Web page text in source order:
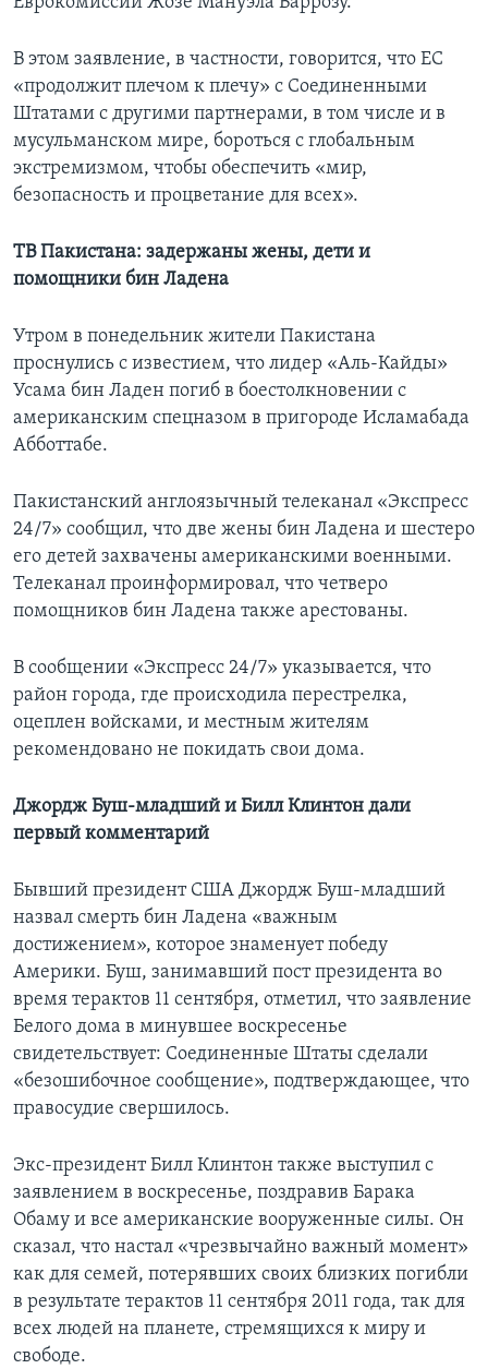
В этом заявление, в частности, говорится, что ЕС
«продолжит плечом к плечу» с Соединенными
Штатами с другими партнерами, в том числе и в
мусульманском мире, бороться с глобальным
экстремизмом, чтобы обеспечить «мир,
безопасность и процветание для всех».
ТВ Пакистана: задержаны жены, дети и
помощники бин Ладена
Утром в понедельник жители Пакистана
проснулись с известием, что лидер «Аль-Кайды»
Усама бин Ладен погиб в боестолкновении с
американским спецназом в пригороде Исламабада
Абботтабе.
Пакистанский англоязычный телеканал «Экспресс
24/7» сообщил, что две жены бин Ладена и шестеро
его детей захвачены американскими военными.
Телеканал проинформировал, что четверо
помощников бин Ладена также арестованы.
В сообщении «Экспресс 24/7» указывается, что
район города, где происходила перестрелка,
оцеплен войсками, и местным жителям
рекомендовано не покидать свои дома.
Джордж Буш-младший и Билл Клинтон дали
первый комментарий
Бывший президент США Джордж Буш-младший
назвал смерть бин Ладена «важным
достижением», которое знаменует победу
Америки. Буш, занимавший пост президента во
время терактов 11 сентября, отметил, что заявление
Белого дома в минувшее воскресенье
свидетельствует: Соединенные Штаты сделали
«безошибочное сообщение», подтверждающее, что
правосудие свершилось.
Экс-президент Билл Клинтон также выступил с
заявлением в воскресенье, поздравив Барака
Обаму и все американские вооруженные силы. Он
сказал, что настал «чрезвычайно важный момент»
как для семей, потерявших своих близких погибли
в результате терактов 11 сентября 2011 года, так для
всех людей на планете, стремящихся к миру и
свободе.